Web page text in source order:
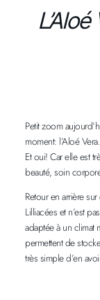
Petit zoom
moment: l’Aloé
Et oui! Car elle est
beauté, soin
Retour en arrière
Lilliacées et n’est
adaptée à un climat
permettent de
très simple d’en